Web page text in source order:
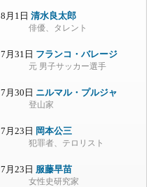
8月1日 清水良太郎
俳優、タレント
7月31日 フランコ・バレージ
元 男子サッカー選手
7月30日 ニルマル・プルジャ
登山家
7月23日 岡本公三
犯罪者、テロリスト
7月23日 服藤早苗
女性史研究家